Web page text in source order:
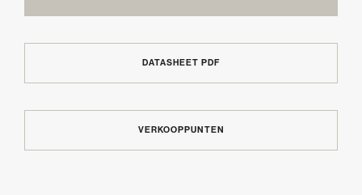
DATASHEET PDF
VERKOOPPUNTEN